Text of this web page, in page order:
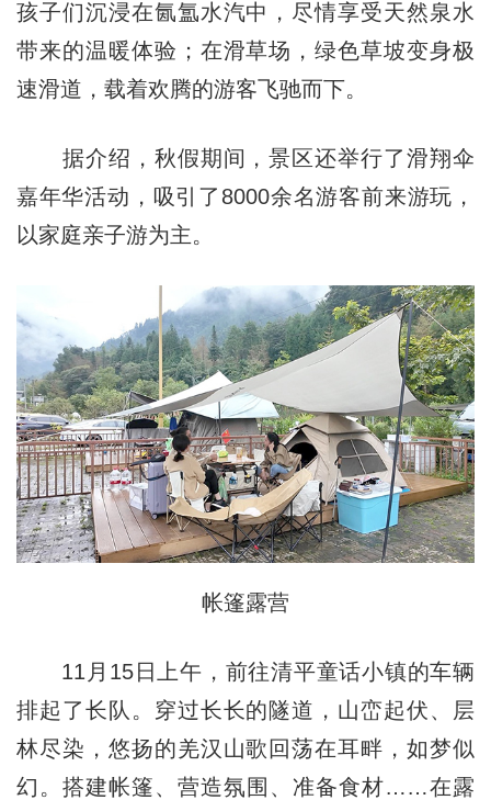
孩子们沉浸在氤氲水汽中，尽情享受天然泉水
带来的温暖体验；在滑草场，绿色草坡变身极
速滑道，载着欢腾的游客飞驰而下。
据介绍，秋假期间，景区还举行了滑翔伞
嘉年华活动，吸引了8000余名游客前来游玩，
以家庭亲子游为主。
帐篷露营
11月15日上午，前往清平童话小镇的车辆
排起了长队。穿过长长的隧道，山峦起伏、层
林尽染，悠扬的羌汉山歌回荡在耳畔，如梦似
幻。搭建帐篷、营造氛围、准备食材……在露